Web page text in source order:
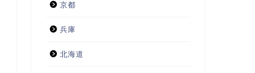
京都
兵庫
北海道